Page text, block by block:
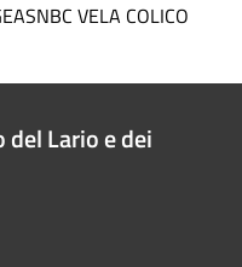
VELA COLICO
Lario e dei